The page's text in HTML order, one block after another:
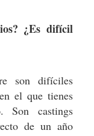
¿Es difícil
son difíciles
el que tienes
Son castings
de un año